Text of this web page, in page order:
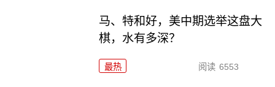
马、特和好，美中期选举这盘大
棋，水有多深？
最热 阅读 6553